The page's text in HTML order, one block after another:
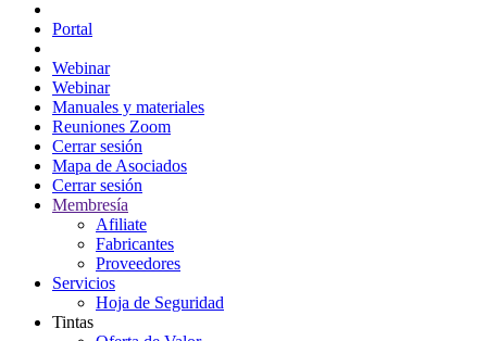
Portal
Webinar
Webinar
Manuales y materiales
Reuniones Zoom
Cerrar sesión
Mapa de Asociados
Cerrar sesión
Membresía
Afiliate
Fabricantes
Proveedores
Servicios
Hoja de Seguridad
Tintas